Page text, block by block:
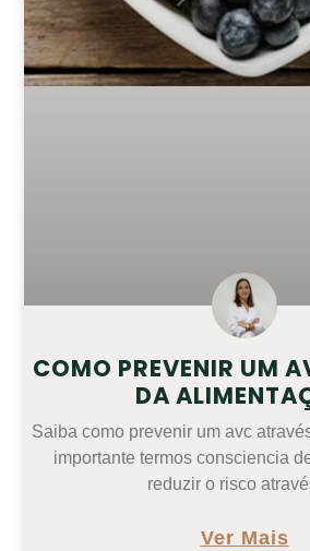
COMO PREVENIR UM
DA
Saiba como prevenir um avc
importante termos consciencia
reduzir o risco
Ver Mais